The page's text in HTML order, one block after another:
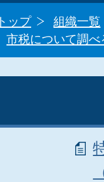
ップ
組織一覧
市税について調べ